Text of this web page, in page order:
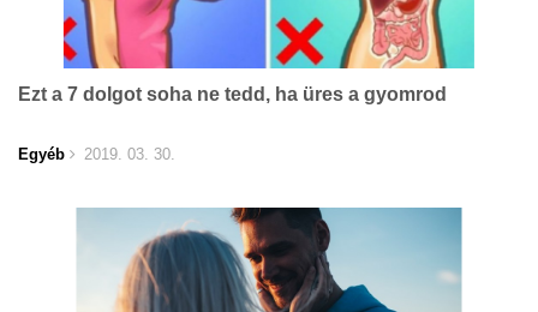
Ezt a 7 dolgot soha ne tedd, ha üres a gyomrod
Egyéb 2019. 03. 30.